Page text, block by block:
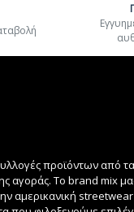
προϊόντων από
αγοράς. Το brand mix
αμερικανική